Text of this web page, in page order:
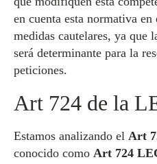
en cuenta esta normativa
medidas cautelares, ya que
será determinante para la
peticiones.
Art 724 de la
Estamos analizando el Art
conocido como Art 724